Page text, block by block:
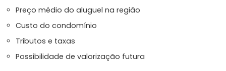
Preço médio do aluguel na região
Custo do condomínio
Tributos e taxas
Possibilidade de valorização futura